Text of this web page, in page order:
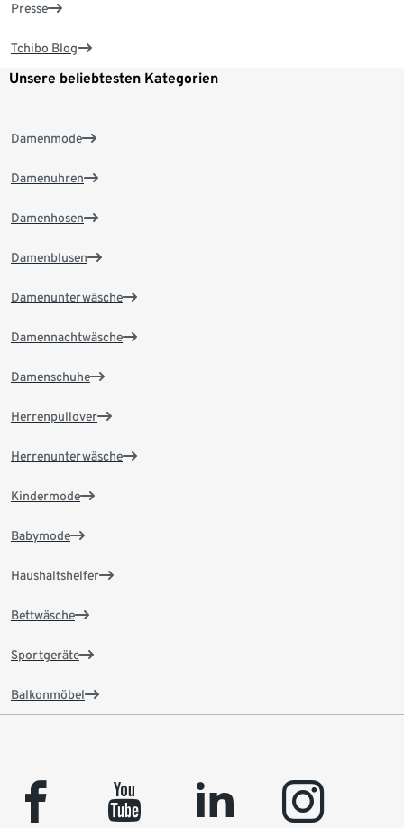
Presse
Tchibo Blog
Unsere beliebtesten Kategorien
Damenmode
Damenuhren
Damenhosen
Damenblusen
Damenunterwäsche
Damennachtwäsche
Damenschuhe
Herrenpullover
Herrenunterwäsche
Kindermode
Babymode
Haushaltshelfer
Bettwäsche
Sportgeräte
Balkonmöbel
facebook youtube linkedin instagram